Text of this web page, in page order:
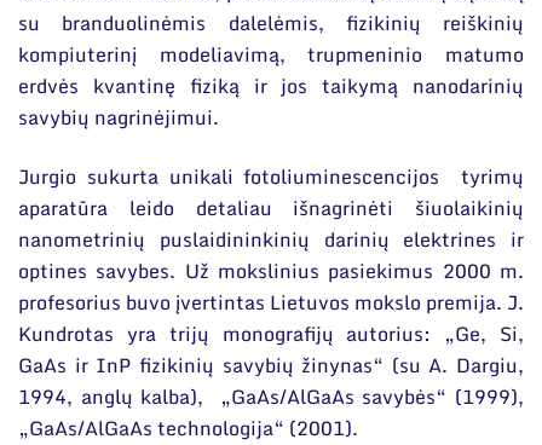
su branduolinėmis dalelėmis, fizikinių reiškinių
kompiuterinį modeliavimą, trupmeninio matumo
erdvės kvantinę fiziką ir jos taikymą nanodarinių
savybių nagrinėjimui.
Jurgio sukurta unikali fotoliuminescencijos tyrimų
aparatūra leido detaliau išnagrinėti šiuolaikinių
nanometrinių puslaidininkinių darinių elektrines ir
optines savybes. Už mokslinius pasiekimus 2000 m.
profesorius buvo įvertintas Lietuvos mokslo premija. J.
Kundrotas yra trijų monografijų autorius: „Ge, Si,
GaAs ir InP fizikinių savybių žinynas“ (su A. Dargiu,
1994, anglų kalba), „GaAs/AlGaAs savybės“ (1999),
„GaAs/AlGaAs technologija“ (2001).